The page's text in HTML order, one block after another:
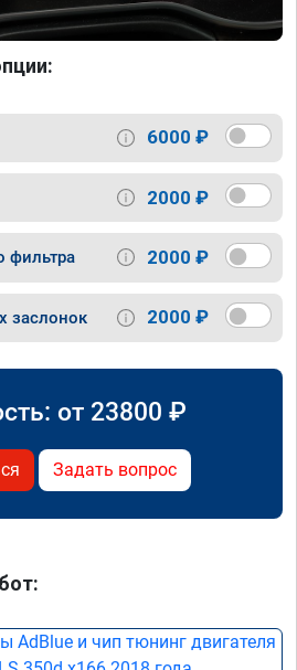
6000 ₽
2000 ₽
фильтра 2000 ₽
заслонок 2000 ₽
от 23800 ₽
Задать вопрос